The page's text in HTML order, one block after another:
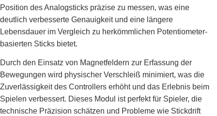
Position des Analogsticks präzise zu messen, was eine
deutlich verbesserte Genauigkeit und eine längere
Lebensdauer im Vergleich zu herkömmlichen Potentiometer-
basierten Sticks bietet.
Durch den Einsatz von Magnetfeldern zur Erfassung der
Bewegungen wird physischer Verschleiß minimiert, was die
Zuverlässigkeit des Controllers erhöht und das Erlebnis beim
Spielen verbessert. Dieses Modul ist perfekt für Spieler, die
technische Präzision schätzen und Probleme wie Stickdrift